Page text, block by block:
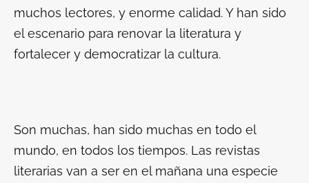
muchos lectores, y enorme calidad. Y han sido
el escenario para renovar la literatura y
fortalecer y democratizar la cultura.
Son muchas, han sido muchas en todo el
mundo, en todos los tiempos. Las revistas
literarias van a ser en el mañana una especie